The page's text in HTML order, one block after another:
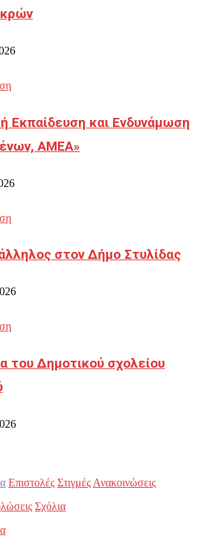
Εκπαίδευση και Ενδυνάμωση
ΑΜΕΑ»
στον Δήμο Στυλίδας
του Δημοτικού σχολείου
Επιστολές Στιγμές Ανακοινώσεις
Σχόλια